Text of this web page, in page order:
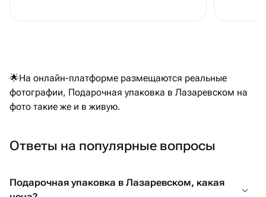
🌟На онлайн-платформе размещаются реальные
фотографии, Подарочная упаковка в Лазаревском на
фото такие же и в живую.
Ответы на популярные вопросы
Подарочная упаковка в Лазаревском, какая